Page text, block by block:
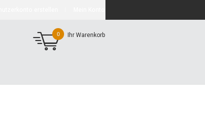
0 Ihr Warenkorb